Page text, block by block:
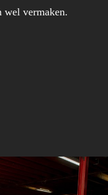
wel vermaken.